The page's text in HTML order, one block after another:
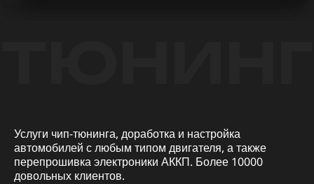
Услуги чип-тюнинга, доработка и настройка
автомобилей с любым типом двигателя, а также
перепрошивка электроники АККП. Более 10000
довольных клиентов.